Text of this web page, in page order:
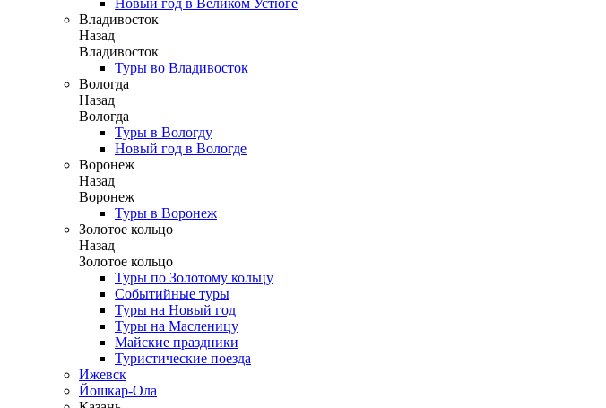
Новый год в Великом Устюге
Владивосток
Назад
Владивосток
Туры во Владивосток
Вологда
Назад
Вологда
Туры в Вологду
Новый год в Вологде
Воронеж
Назад
Воронеж
Туры в Воронеж
Золотое кольцо
Назад
Золотое кольцо
Туры по Золотому кольцу
Событийные туры
Туры на Новый год
Туры на Масленицу
Майские праздники
Туристические поезда
Ижевск
Йошкар-Ола